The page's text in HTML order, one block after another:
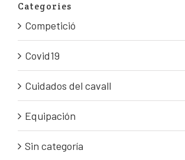
Categories
Competició
Covid19
Cuidados del cavall
Equipación
Sin categoría